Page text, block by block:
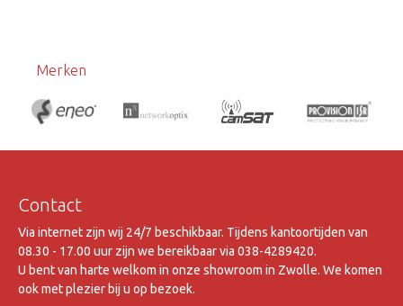
Merken
Contact
Via internet zijn wij 24/7 beschikbaar. Tijdens kantoortijden van
08.30 - 17.00 uur zijn we bereikbaar via 038-4289420.
U bent van harte welkom in onze showroom in Zwolle. We komen
ook met plezier bij u op bezoek.